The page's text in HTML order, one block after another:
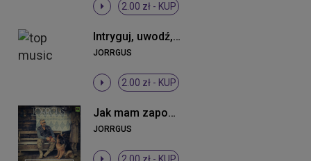
2.00 zł - KUP
Intryguj, uwodź, prowokuj mnie (Radio Edit)
JORRGUS
2.00 zł - KUP
Jak mam zapomnieć
JORRGUS